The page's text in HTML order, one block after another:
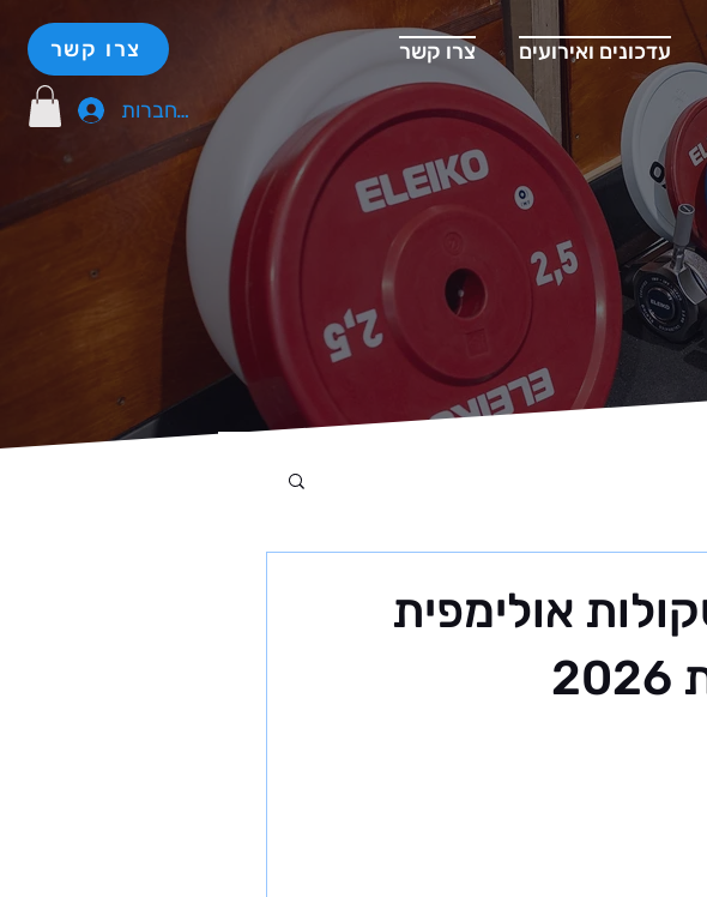
צרו קשר
להתחברות
עדכונים ואירועים צרו קשר
אולימפית